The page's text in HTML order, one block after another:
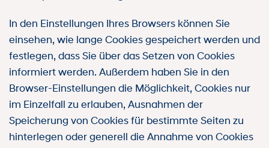
In den Einstellungen Ihres Browsers können Sie
einsehen, wie lange Cookies gespeichert werden und
festlegen, dass Sie über das Setzen von Cookies
informiert werden. Außerdem haben Sie in den
Browser-Einstellungen die Möglichkeit, Cookies nur
im Einzelfall zu erlauben, Ausnahmen der
Speicherung von Cookies für bestimmte Seiten zu
hinterlegen oder generell die Annahme von Cookies